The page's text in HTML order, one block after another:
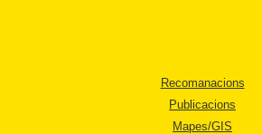
Recomanacions
Publicacions
Mapes/GIS